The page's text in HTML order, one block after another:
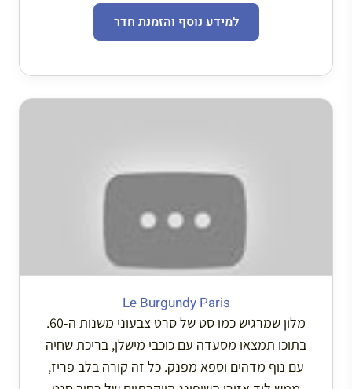
למידע נוסף והזמנת חדר
Le Burgundy Paris
מלון שמרגיש כמו סט של סרט צבעוני משנות ה-60.
בתוכו תמצאו מסעדה עם כוכבי מישלן, בריכת שחיה
עם נוף מדהים וספא מפנק. כל זה קורה בלב פריז,